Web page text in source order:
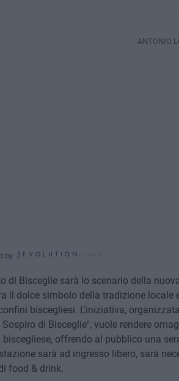
ANTONIO
by
di Bisceglie sarà lo scenario della
il dolce simbolo della tradizione locale
biscegliesi. L'iniziativa, organizzata
di Bisceglie", vuole rendere
offrendo al pubblico una
sarà ad ingresso libero, sarà
food & drink.